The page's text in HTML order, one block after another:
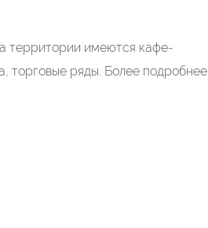
территории имеются кафе-
торговые ряды. Более подробнее